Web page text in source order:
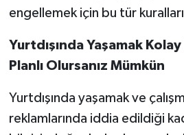
engellemek için bu tür kuralları
Yurtdışında Yaşamak
Planlı Olursanız Mümkün
Yurtdışında yaşamak ve
reklamlarında iddia edildiği